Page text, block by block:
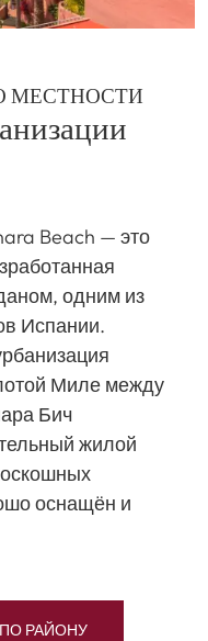
МЕСТНОСТИ
Beach — это
одним из
Испании.
Миле между
Бич
жилой
оснащён и
РАЙОНУ